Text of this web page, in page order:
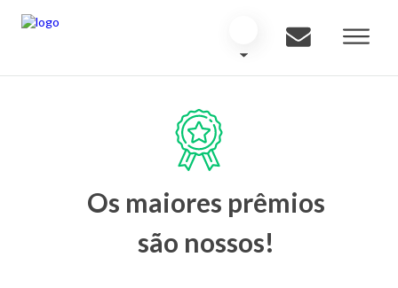
Os maiores prêmios
são nossos!